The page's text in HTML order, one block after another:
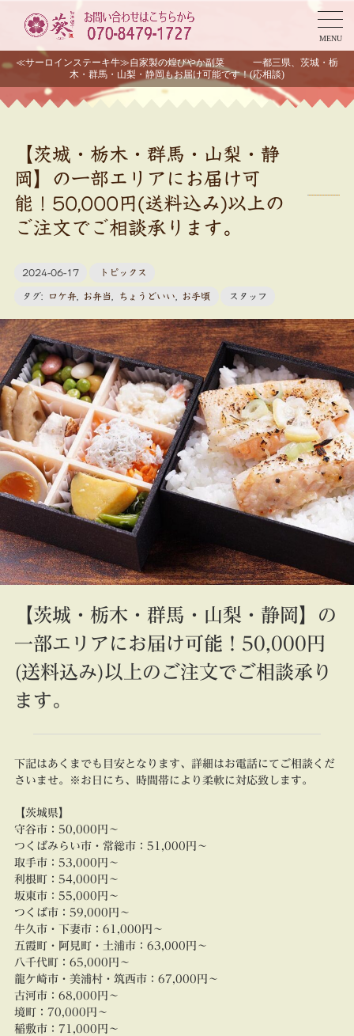
MENU
≪サーロインステーキ牛≫自家製の煌びやか副菜 一都三県、茨城・栃
木・群馬・山梨・静岡もお届け可能です！(応相談)
【茨城・栃木・群馬・山梨・静
岡】の一部エリアにお届け可
能！50,000円(送料込み)以上の
ご注文でご相談承ります。
2024-06-17 トピックス
タグ: ロケ弁, お弁当 ちょうどいい お手頃 スタッフ
【茨城・栃木・群馬・山梨・静岡】の
一部エリアにお届け可能！50,000円
(送料込み)以上のご注文でご相談承り
ます。
下記はあくまでも目安となります、詳細はお電話にてご相談くだ
さいませ。
※お日にち、時間帯により柔軟に対応致します。
【茨城県】
守谷市： 50,000円～
つくばみらい市・常総市： 51 ,000円～
取手市： 53,000円～
利根町： 54,000円～
坂東市： 55,000円～
つくば市： 59,000円～
牛久市・下妻市： 61 ,000円～
五霞町・阿見町・土浦市： 63,000円～
八千代町： 65,000円～
龍ケ崎市・美浦村・筑西市： 67,000円～
古河市： 68,000円～
境町： 70,000円～
稲敷市： 71 ,000円～